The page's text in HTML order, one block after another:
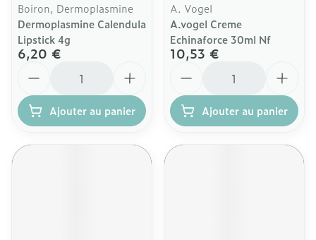
Boiron, Dermoplasmine
Dermoplasmine Calendula
Lipstick 4g
6,20 €
Ajouter au panier
A. Vogel
A.vogel Creme
Echinaforce 30ml Nf
10,53 €
Ajouter au panier